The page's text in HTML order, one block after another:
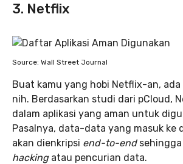
3. Netflix
Source: Wall Street Journal
Buat kamu yang hobi Netflix-an, ada
nih. Berdasarkan studi dari pCloud,
dalam aplikasi yang aman untuk
Pasalnya, data-data yang masuk ke
akan dienkripsi end-to-end
hacking atau pencurian data.